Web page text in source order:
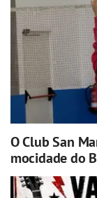
O Club San
mocidade do